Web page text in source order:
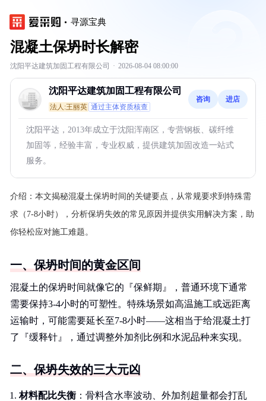
寻源宝典
混凝土保坍时长解密
沈阳平达建筑加固工程有限公司 · 2026-08-04 08:00:00
沈阳平达建筑加固工程有限公司
法人:王丽英 通过主体资质核查
咨询 进店
沈阳平达，2013年成立于沈阳浑南区，专营钢板、碳纤维
加固等，经验丰富，专业权威，提供建筑加固改造一站式
服务。
介绍： 本文揭秘混凝土保坍时间的关键要点，从常规要求到特殊需
求（7-8小时），分析保坍失效的常见原因并提供实用解决方案，助
你轻松应对施工难题。
一、保坍时间的黄金区间
混凝土的保坍时间就像它的『保鲜期』，普通环境下通常
需要保持3-4小时的可塑性。特殊场景如高温施工或远距离
运输时，可能需要延长至7-8小时——这相当于给混凝土打
了『缓释针』，通过调整外加剂比例和水泥品种来实现。
二、保坍失效的三大元凶
材料配比失衡 ：骨料含水率波动、外加剂超量都会打乱